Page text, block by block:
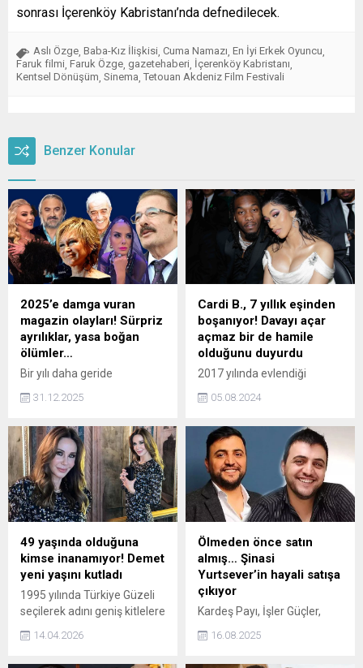
sonrası İçerenköy Kabristanı’nda defnedilecek.
Aslı Özge Baba-Kız İlişkisi Cuma Namazı En İyi Erkek Oyuncu
Faruk filmi Faruk Özge gazetehaberi İçerenköy Kabristanı
Kentsel Dönüşüm Sinema Tetouan Akdeniz Film Festivali
Benzer Konular
2025’e damga vuran
magazin olayları! Sürpriz
ayrılıklar, yasa boğan
ölümler…
Bir yılı daha geride
camiasında yaşanan kalp
ve sürpriz ayrılıklar çok
konuşuldu. Sanat
dünyasındaki ani ölümler
yasa boğdu. Birçok ünlü ise
ilk kez anne olmanın
sevincini yaşadı. İşte,
2025'in en unutulmaz
magazin olayları...
31.12.2025
Cardi B., 7 yıllık eşinden
boşanıyor! Davayı açar
açmaz bir de hamile
olduğunu duyurdu
2017 yılında evlendiği
evlenen rapçi Cardi B.
kararıyla konuşulmaya
başlanan şarkıcı hamile
olduğunu duyurarak "Her
sonla birlikte yeni bir
başlangıç gelir" dedi.
05.08.2024
49 yaşında olduğuna
kimse inanamıyor! Demet
yeni yaşını kutladı
1995 yılında Türkiye Güzeli
seçilerek adını geniş kitlelere
yaşını sosyal medya
14.04.2026
Ölmeden önce satın
almış… Şinasi
Yurtsever’in hayali satışa
çıkıyor
Kardeş Payı, İşler Güçler,
Hokkabaz, Avrupa Yakası
16.08.2025